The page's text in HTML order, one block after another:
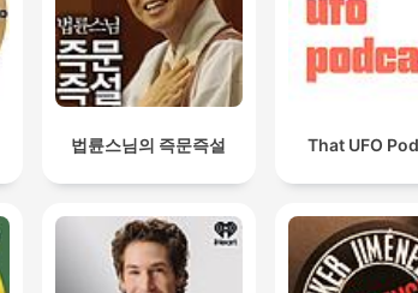
법륜스님의 즉문즉설 That UFO